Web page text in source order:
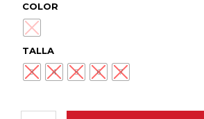
COLOR
TALLA
3 4 5 6 7